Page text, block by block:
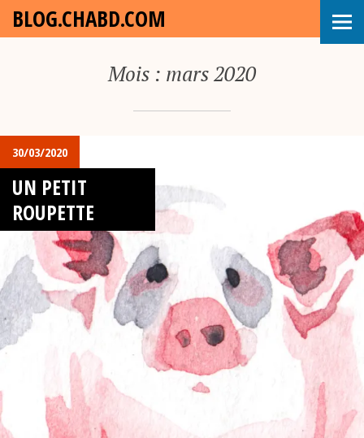
BLOG.CHABD.COM
Mois : mars 2020
30/03/2020
UN PETIT
ROUPETTE